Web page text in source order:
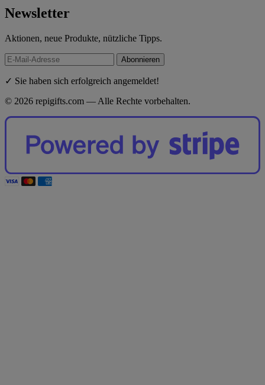
Newsletter
Aktionen, neue Produkte, nützliche Tipps.
Abonnieren
✓ Sie haben sich erfolgreich angemeldet!
© 2026 repigifts.com — Alle Rechte vorbehalten.